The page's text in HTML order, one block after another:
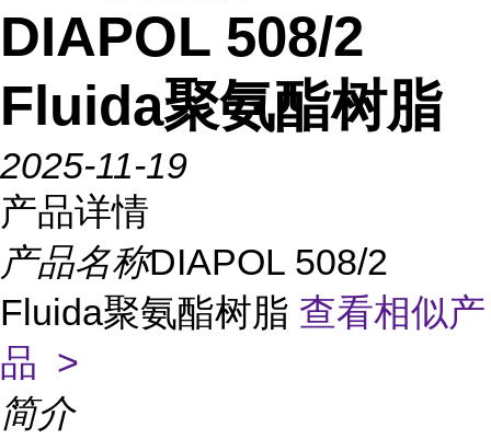
DIAPOL 508/2
Fluida聚氨酯树脂
2025-11-19
产品详情
产品名称DIAPOL 508/2
Fluida聚氨酯树脂 查看相似产
品 >
简介